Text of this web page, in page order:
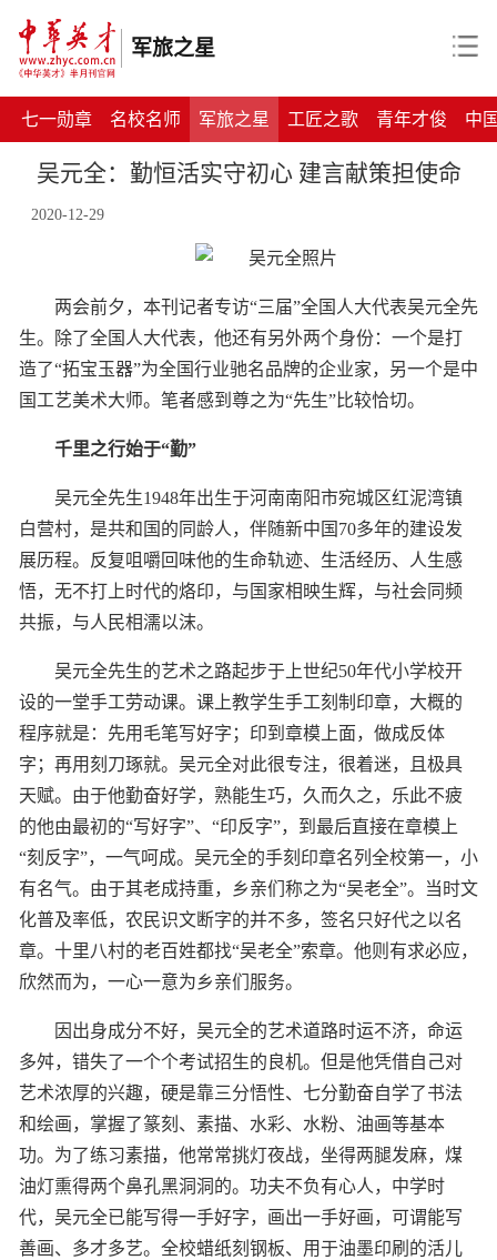
军旅之星
七一勋章 名校名师 军旅之星 工匠之歌 青年才俊 中
吴元全：勤恒活实守初心 建言献策担使命
2020-12-29
两会前夕，本刊记者专访“三届”全国人大代表吴元全先
生。除了全国人大代表，他还有另外两个身份：一个是打
造了“拓宝玉器”为全国行业驰名品牌的企业家，另一个是中
国工艺美术大师。笔者感到尊之为“先生”比较恰切。
千里之行始于“勤”
吴元全先生1948年出生于河南南阳市宛城区红泥湾镇
白营村，是共和国的同龄人，伴随新中国70多年的建设发
展历程。反复咀嚼回味他的生命轨迹、生活经历、人生感
悟，无不打上时代的烙印，与国家相映生辉，与社会同频
共振，与人民相濡以沫。
吴元全先生的艺术之路起步于上世纪50年代小学校开
设的一堂手工劳动课。课上教学生手工刻制印章，大概的
程序就是：先用毛笔写好字；印到章模上面，做成反体
字；再用刻刀琢就。吴元全对此很专注，很着迷，且极具
天赋。由于他勤奋好学，熟能生巧，久而久之，乐此不疲
的他由最初的“写好字”、“印反字”，到最后直接在章模上
“刻反字”，一气呵成。吴元全的手刻印章名列全校第一，小
有名气。由于其老成持重，乡亲们称之为“吴老全”。当时文
化普及率低，农民识文断字的并不多，签名只好代之以名
章。十里八村的老百姓都找“吴老全”索章。他则有求必应，
欣然而为，一心一意为乡亲们服务。
因出身成分不好，吴元全的艺术道路时运不济，命运
多舛，错失了一个个考试招生的良机。但是他凭借自己对
艺术浓厚的兴趣，硬是靠三分悟性、七分勤奋自学了书法
和绘画，掌握了篆刻、素描、水彩、水粉、油画等基本
功。为了练习素描，他常常挑灯夜战，坐得两腿发麻，煤
油灯熏得两个鼻孔黑洞洞的。功夫不负有心人，中学时
代，吴元全已能写得一手好字，画出一手好画，可谓能写
善画、多才多艺。全校蜡纸刻钢板、用于油墨印刷的活儿